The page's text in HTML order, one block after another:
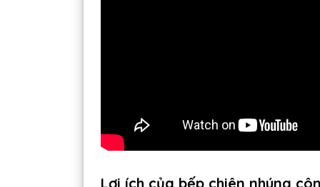
Lợi ích của bếp chiên nhúng